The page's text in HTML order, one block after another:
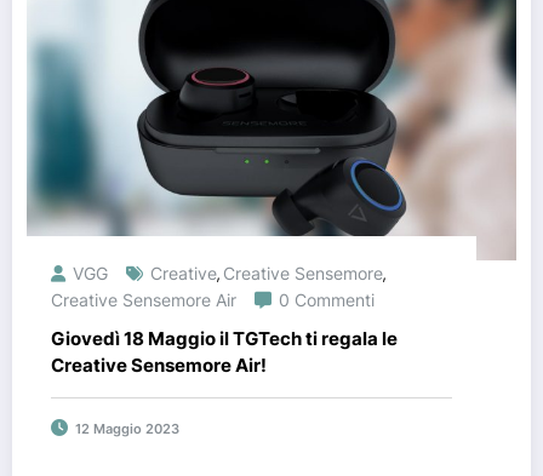
VGG Creative, Creative Sensemore,
Creative Sensemore Air
0 Commenti
Giovedì 18 Maggio il TGTech ti regala le
Creative Sensemore Air!
12 Maggio 2023